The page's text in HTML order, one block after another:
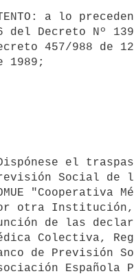
a lo
del Decreto Nº
457/988 de
1989;
Social de
"Cooperativa
otra Institución,
de las
Colectiva,
de Previsión
Española